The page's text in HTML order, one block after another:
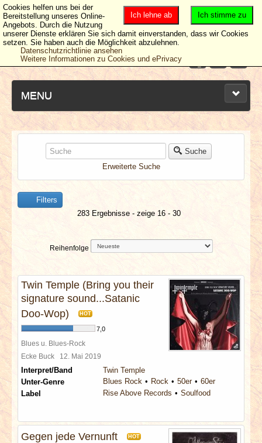
MENU
NEUESTE ARTIKEL
NEWS & DATES
BERICHTE
VERLOSUNGEN
SPECIALS
REDAKTION
LINKS
ARCHIV
Suche
Erweiterte Suche
Filters
283 Ergebnisse - zeige 16 - 30
Reihenfolge
Twin Temple (Bring you their
signature sound...Satanic
Doo-Wop)
HOT
7,0
Blues u. Blues-Rock
Ecke Buck 12. Mai 2019
Interpret/Band
Twin Temple
Unter-Genre
Blues Rock Rock 50er
60er
Label
Rise Above Records Soulfood
Gegen jede Vernunft HOT
Ich stimme zu
Ich lehne ab
Cookies helfen uns bei der
Bereitstellung unseres Online-
Angebots. Durch die Nutzung
unserer Dienste erklären Sie sich damit einverstanden, dass wir Cookies
setzen. Sie haben auch die Möglichkeit abzulehnen.
Datenschutzrichtlinie ansehen
Weitere Informationen zu Cookies und ePrivacy